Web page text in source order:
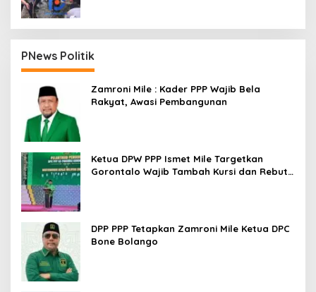
PNews Politik
Zamroni Mile : Kader PPP Wajib Bela
Rakyat, Awasi Pembangunan
Ketua DPW PPP Ismet Mile Targetkan
Gorontalo Wajib Tambah Kursi dan Rebut
DPP PPP Tetapkan Zamroni Mile Ketua DPC
Bone Bolango